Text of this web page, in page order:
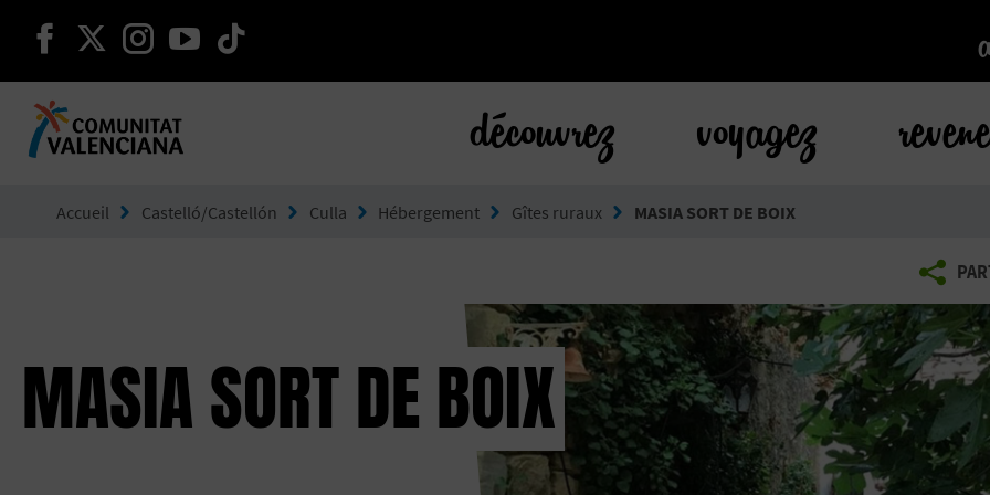
continuer sur facebook
continuer sur twitter
continuer sur instagram
continuer sur youtube
découvrez voyagez
Accueil Castelló/Castellón Culla Hébergement Gîtes ruraux MASIA SORT DE BOIX
MASIA SORT DE BOIX